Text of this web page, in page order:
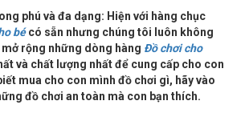
phú và đa dạng: Hiện với hàng chục
bécó sẵn nhưng chúng tôi luôn không
rộng những dòng hàng Đồ chơi cho
và chất lượng nhất để cung cấp cho con
mua cho con mình đồ chơi gì, hãy vào
đồ chơi an toàn mà con bạn thích.